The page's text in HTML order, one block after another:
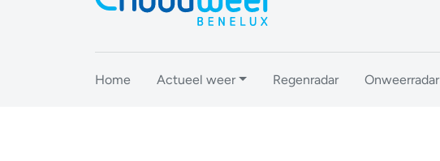
Home Actueel weer Regenradar Onweerradar